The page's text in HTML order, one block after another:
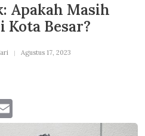
Apakah Masih
Kota Besar?
Agustus 17, 2023